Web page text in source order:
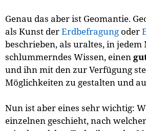
Genau das aber ist Geomantie.
als Kunst derErdbefragung oder
beschrieben, als uraltes, in jedem
schlummerndes Wissen, einen
und ihn mit den zur Verfügung
Möglichkeiten zu gestalten und
Nun ist aber eines sehr wichtig:
einzelnen geschieht, nach